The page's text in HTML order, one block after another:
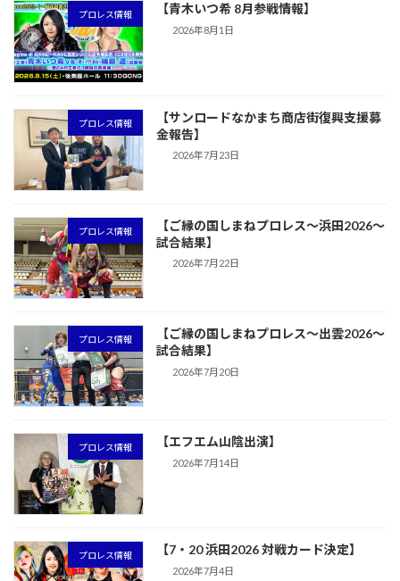
プロレス情報 【青木いつ希 8月参戦情報】
2026年8月1日
プロレス情報
【サンロードなかまち商店街復興支援募
金報告】
2026年7月23日
プロレス情報
【ご縁の国しまねプロレス〜浜田2026〜
試合結果】
2026年7月22日
プロレス情報
【ご縁の国しまねプロレス〜出雲2026〜
試合結果】
2026年7月20日
プロレス情報 【エフエム山陰出演】
2026年7月14日
プロレス情報 【7・20 浜田2026 対戦カード決定】
2026年7月4日